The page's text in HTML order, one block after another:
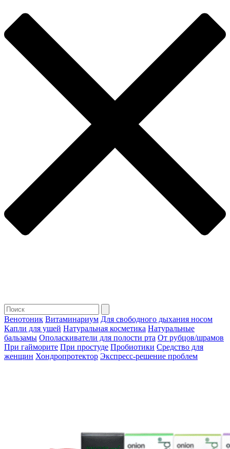
Венотоник Витаминариум Для свободного дыхания носом
Капли для ушей Натуральная косметика Натуральные
бальзамы Ополаскиватели для полости рта От рубцов/шрамов
При гайморите При простуде Пробиотики Средство для
женщин Хондропротектор Экспресс-решение проблем